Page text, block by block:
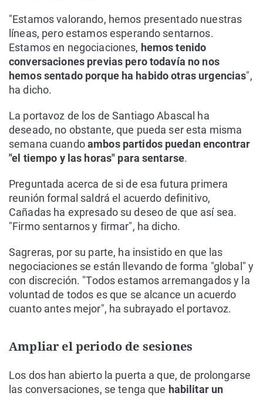
"Estamos valorando, hemos presentado nuestras
líneas, pero estamos esperando sentarnos.
Estamos en negociaciones, hemos tenido
conversaciones previas pero todavía no nos
hemos sentado porque ha habido otras urgencias",
ha dicho.
La portavoz de los de Santiago Abascal ha
deseado, no obstante, que pueda ser esta misma
semana cuandoambos partidos puedan encontrar
"el tiempo y las horas" para sentarse.
Preguntada acerca de si de esa futura primera
reunión formal saldrá el acuerdo definitivo,
Cañadas ha expresado su deseo de que así sea.
"Firmo sentarnos y firmar", ha dicho.
Sagreras, por su parte, ha insistido en que las
negociaciones se están llevando de forma "global" y
con discreción. "Todos estamos arremangados y la
voluntad de todos es que se alcance un acuerdo
cuanto antes mejor", ha subrayado el portavoz.
Ampliar el periodo de sesiones
Los dos han abierto la puerta a que, de prolongarse
las conversaciones, se tenga que habilitar un